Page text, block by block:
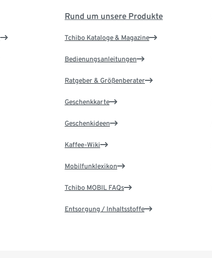
Rund um unsere Produkte
Tchibo Kataloge & Magazine
Bedienungsanleitungen
Ratgeber & Größenberater
Geschenkkarte
Geschenkideen
Kaffee-Wiki
Mobilfunklexikon
Tchibo MOBIL FAQs
Entsorgung / Inhaltsstoffe